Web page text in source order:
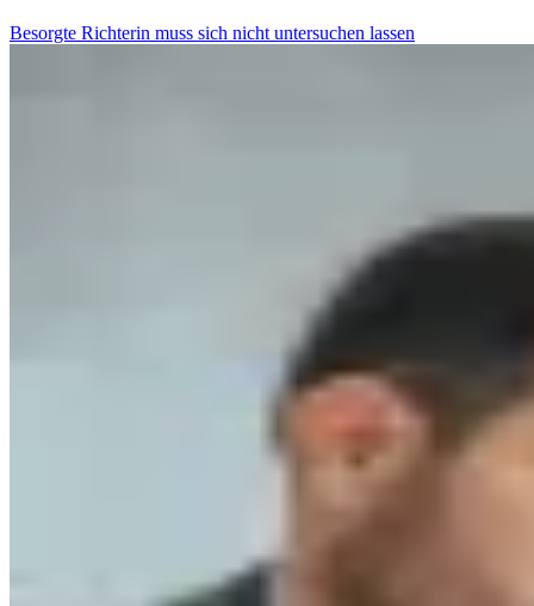
Besorgte Richterin muss sich nicht untersuchen lassen